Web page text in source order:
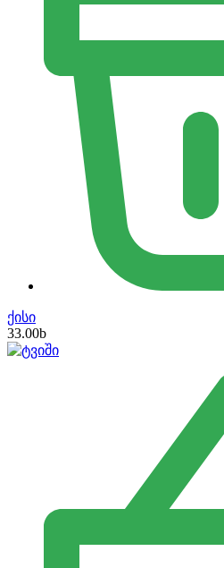
ქისი
33.00b